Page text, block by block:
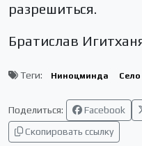
разрешиться.
Братислав
Теги: Ниноцминда Село
Поделиться: Facebook
Скопировать ссылку